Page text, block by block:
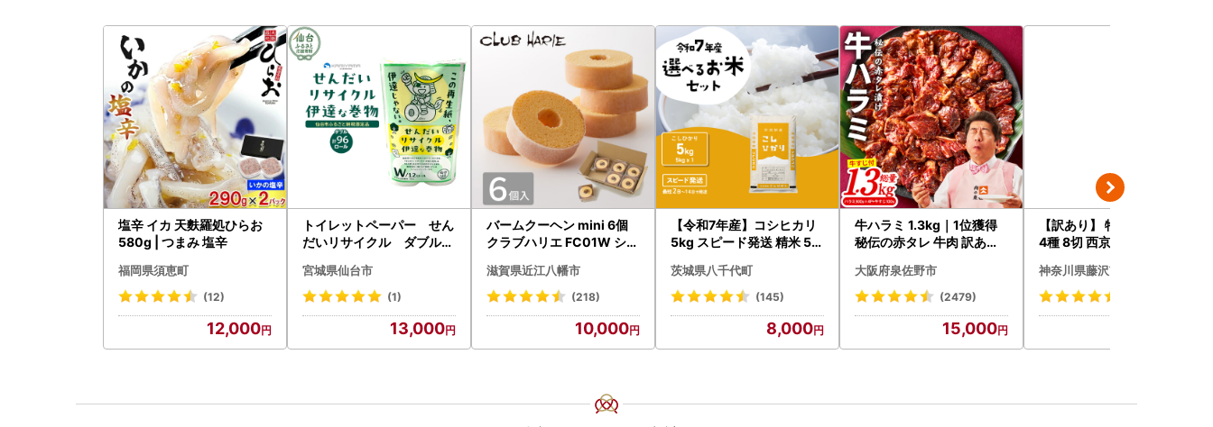
塩辛 イカ 天麩羅処ひらお
580g | つまみ 塩辛
福岡県須恵町
(12)
12,000
トイレットペーパー せん
だいリサイクル ダブル9
宮城県仙台市
(1)
13,000
バームクーヘン mini 6個
クラブハリエ FC01W シェ
ン
滋賀県近江八幡市
(218)
10,000
【令和7年産】コシヒカリ
5kg スピード発送 精米 5k
町
茨城県八千代町
(145)
8,000
牛ハラミ 1.3kg｜1位獲得
秘伝の赤タレ 牛肉 訳あり
大阪府泉佐野市
(2479)
15,000
【訳あり】 特大 西京漬け
4種 8切 西京漬け
神奈川県藤沢市